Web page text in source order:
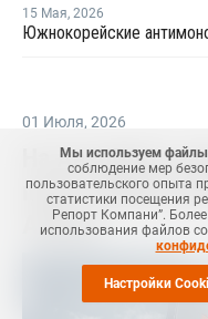
15 Мая, 2026
01 Июля, 2026
На АвтоВАЗе
пресс-форму
Azimut
Мы используем файлы
соблюдение мер
пользовательского опыта
статистики посещения
Репорт Компани”.
использования файлов
Настройки